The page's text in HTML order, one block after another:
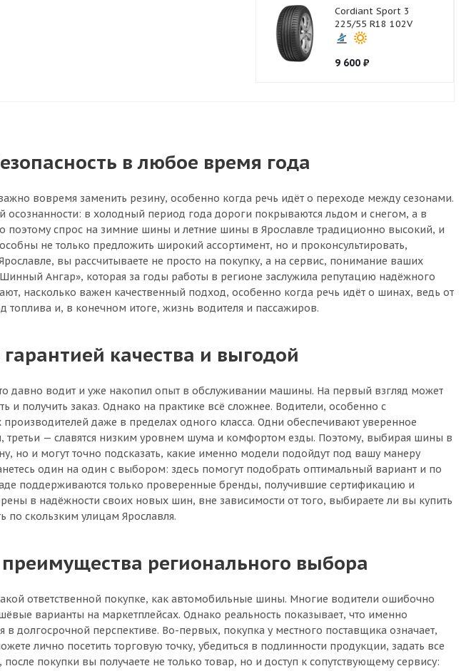
Cordiant Sport 3
225/55 R18 102V
9 600 ₽
в любое время года
вовремя заменить резину, особенно когда речь идёт о переходе между сезонами.
осознанности: в холодный период года дороги покрываются льдом и снегом, а в
поэтому спрос на зимние шины и летние шины в Ярославле традиционно высокий, и
не только предложить широкий ассортимент, но и проконсультировать,
вы рассчитываете не просто на покупку, а на сервис, понимание ваших
Ангар», которая за годы работы в регионе заслужила репутацию надёжного
насколько важен качественный подход, особенно когда речь идёт о шинах, ведь от
топлива и, в конечном итоге, жизнь водителя и пассажиров.
качества и выгодой
давно водит и уже накопил опыт в обслуживании машины. На первый взгляд может
и получить заказ. Однако на практике всё сложнее. Водители, особенно с
даже в пределах одного класса. Одни обеспечивают уверенное
— славятся низким уровнем шума и комфортом езды. Поэтому, выбирая шины в
но и могут точно подсказать, какие именно модели подойдут под вашу манеру
один на один с выбором: здесь помогут подобрать оптимальный вариант и по
поддерживаются только проверенные бренды, получившие сертификацию и
в надёжности своих новых шин, вне зависимости от того, выбираете ли вы купить
по скользким улицам Ярославля.
регионального выбора
ответственной покупке, как автомобильные шины. Многие водители ошибочно
варианты на маркетплейсах. Однако реальность показывает, что именно
перспективе. Во-первых, покупка у местного поставщика означает,
лично посетить торговую точку, убедиться в подлинности продукции, задать все
покупки вы получаете не только товар, но и доступ к сопутствующему сервису: